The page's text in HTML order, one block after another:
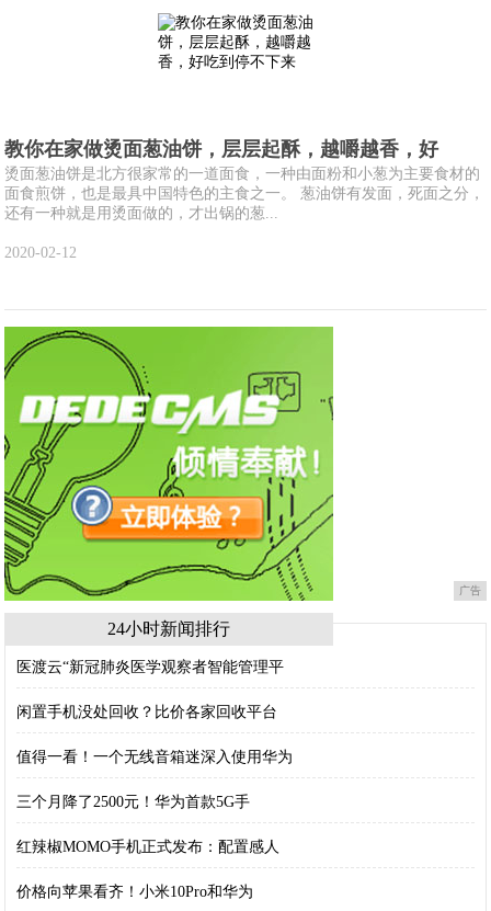
教你在家做烫面葱油饼，层层起酥，越嚼越香，好
烫面葱油饼是北方很家常的一道面食，一种由面粉和小葱为主要食材的
面食煎饼，也是最具中国特色的主食之一。 葱油饼有发面，死面之分，
还有一种就是用烫面做的，才出锅的葱...
2020-02-12
广告
24小时新闻排行
医渡云“新冠肺炎医学观察者智能管理平
闲置手机没处回收？比价各家回收平台
值得一看！一个无线音箱迷深入使用华为
三个月降了2500元！华为首款5G手
红辣椒MOMO手机正式发布：配置感人
价格向苹果看齐！小米10Pro和华为